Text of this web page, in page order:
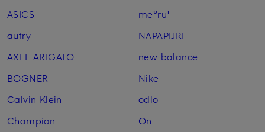
ASICS
autry
AXEL ARIGATO
BOGNER
Calvin Klein
Champion
me°ru'
NAPAPIJRI
new balance
Nike
odlo
On